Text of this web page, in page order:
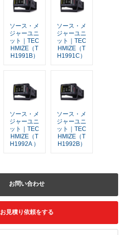
ソース・メ
ジャーユニ
ット｜TEC
HMIZE（T
H1991B）
ソース・メ
ジャーユニ
ット｜TEC
HMIZE（T
H1991C）
ソース・メ
ジャーユニ
ット｜TEC
HMIZE（T
H1992A ）
ソース・メ
ジャーユニ
ット｜TEC
HMIZE（T
H1992B）
お問い合わせ
お見積り依頼をする